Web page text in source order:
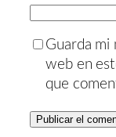
Guarda
web en
que